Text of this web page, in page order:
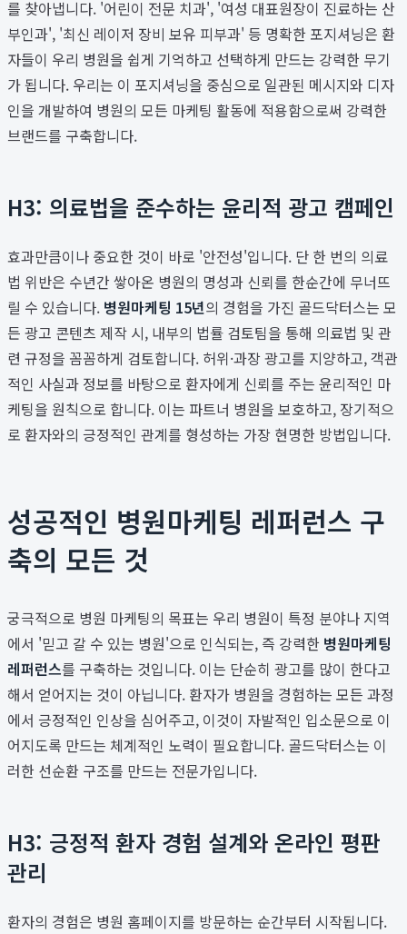
를 찾아냅니다. '어린이 전문 치과', '여성 대표원장이 진료하는 산
부인과', '최신 레이저 장비 보유 피부과' 등 명확한 포지셔닝은 환
자들이 우리 병원을 쉽게 기억하고 선택하게 만드는 강력한 무기
가 됩니다. 우리는 이 포지셔닝을 중심으로 일관된 메시지와 디자
인을 개발하여 병원의 모든 마케팅 활동에 적용함으로써 강력한
브랜드를 구축합니다.
H3: 의료법을 준수하는 윤리적 광고 캠페인
효과만큼이나 중요한 것이 바로 '안전성'입니다. 단 한 번의 의료
법 위반은 수년간 쌓아온 병원의 명성과 신뢰를 한순간에 무너뜨
릴 수 있습니다. 병원마케팅 15년의 경험을 가진 골드닥터스는 모
든 광고 콘텐츠 제작 시, 내부의 법률 검토팀을 통해 의료법 및 관
련 규정을 꼼꼼하게 검토합니다. 허위·과장 광고를 지양하고, 객관
적인 사실과 정보를 바탕으로 환자에게 신뢰를 주는 윤리적인 마
케팅을 원칙으로 합니다. 이는 파트너 병원을 보호하고, 장기적으
로 환자와의 긍정적인 관계를 형성하는 가장 현명한 방법입니다.
성공적인 병원마케팅 레퍼런스 구
축의 모든 것
궁극적으로 병원 마케팅의 목표는 우리 병원이 특정 분야나 지역
에서 '믿고 갈 수 있는 병원'으로 인식되는, 즉 강력한 병원마케팅
레퍼런스를 구축하는 것입니다. 이는 단순히 광고를 많이 한다고
해서 얻어지는 것이 아닙니다. 환자가 병원을 경험하는 모든 과정
에서 긍정적인 인상을 심어주고, 이것이 자발적인 입소문으로 이
어지도록 만드는 체계적인 노력이 필요합니다. 골드닥터스는 이
러한 선순환 구조를 만드는 전문가입니다.
H3: 긍정적 환자 경험 설계와 온라인 평판
관리
환자의 경험은 병원 홈페이지를 방문하는 순간부터 시작됩니다.